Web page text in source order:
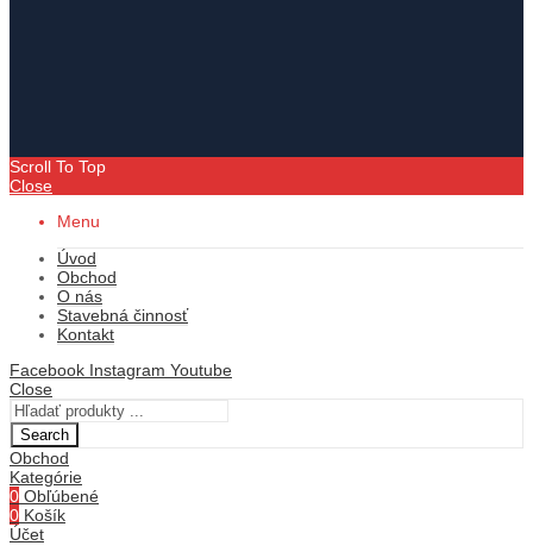
Scroll To Top
Close
Menu
Úvod
Obchod
O nás
Stavebná činnosť
Kontakt
Facebook Instagram Youtube
Close
Search
Obchod
Kategórie
0 Obľúbené
0 Košík
Účet